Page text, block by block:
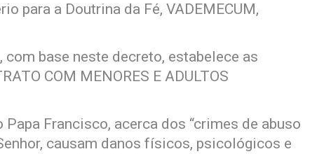
para a Doutrina da Fé, VADEMECUM,
base neste decreto, estabelece as
COM MENORES E ADULTOS
Papa Francisco, acerca dos “crimes de abuso
causam danos físicos, psicológicos e